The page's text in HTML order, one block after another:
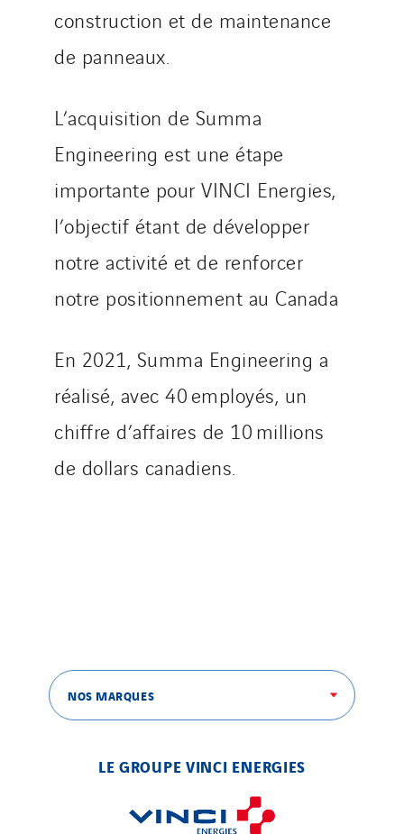
construction et de maintenance
de panneaux.
L’acquisition de Summa
Engineering est une étape
importante pour VINCI Energies,
l’objectif étant de développer
notre activité et de renforcer
notre positionnement au Canada
En 2021, Summa Engineering a
réalisé, avec 40 employés, un
chiffre d’affaires de 10 millions
de dollars canadiens.
NOS MARQUES
LE GROUPE VINCI ENERGIES
Thermo Réfrigération
Top Thermique
Travesset Beziers
Tunzini Antilles
Tunzini Grand Ouest
Tunzini Maintenance Nucléaire
TUNZINI Nucléaire
Tunzini Paris
Tunzini Toulouse
Twyver
Valentin
Valette
VINCI Stiftung
Danemark
Germany